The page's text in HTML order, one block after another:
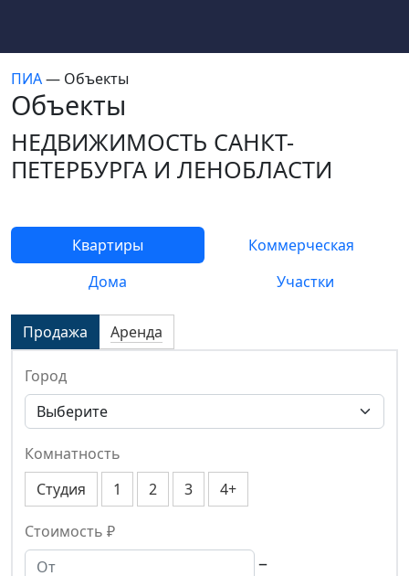
ПИА— Объекты
Объекты
НЕДВИЖИМОСТЬ САНКТ-
ПЕТЕРБУРГА И ЛЕНОБЛАСТИ
Квартиры
Коммерческая
Дома
Участки
Продажа Аренда
Город
Комнатность
Студия
1 2 3 4+
Стоимость ₽
–